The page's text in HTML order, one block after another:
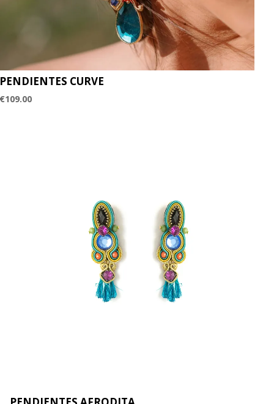
PENDIENTES CURVE
€109.00